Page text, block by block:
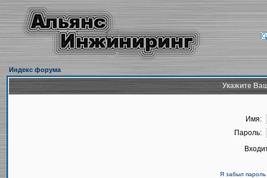
Индекс форума
Укажите
Имя:
Пароль:
Я забыл пароль